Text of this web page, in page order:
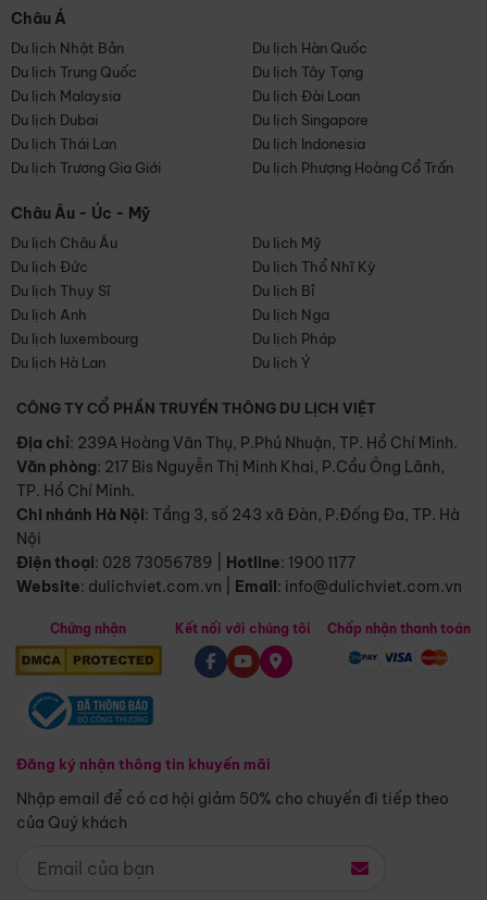
Châu Á
Du lịch Nhật Bản
Du lịch Hàn Quốc
Du lịch Trung Quốc
Du lịch Tây Tạng
Du lịch Malaysia
Du lịch Đài Loan
Du lịch Dubai
Du lịch Singapore
Du lịch Thái Lan
Du lịch Indonesia
Du lịch Trương Gia Giới
Du lịch Phượng Hoàng Cổ Trấn
Châu Âu - Úc - Mỹ
Du lịch Châu Âu
Du lịch Mỹ
Du lịch Đức
Du lịch Thổ Nhĩ Kỳ
Du lịch Thụy Sĩ
Du lịch Bỉ
Du lịch Anh
Du lịch Nga
Du lịch luxembourg
Du lịch Pháp
Du lịch Hà Lan
Du lịch Ý
CÔNG TY CỔ PHẦN TRUYỀN THÔNG DU LỊCH VIỆT
Địa chỉ: 239A Hoàng Văn Thụ, P.Phú Nhuận, TP. Hồ Chí Minh.
Văn phòng: 217 Bis Nguyễn Thị Minh Khai, P.Cầu Ông Lãnh,
TP. Hồ Chí Minh.
Chi nhánh Hà Nội: Tầng 3, số 243 xã Đàn, P.Đống Đa, TP. Hà
Nội
Điện thoại: 028 73056789 Hotline: 1900 1177
Website: dulichviet.com.vn Email: info@dulichviet.com.vn
Chứng nhận
Đăng ký nhận thông tin khuyến mãi
Nhập email để có cơ hội giảm 50% cho chuyến đi tiếp theo
của Quý khách
Kết nối với chúng tôi Chấp nhận thanh toán